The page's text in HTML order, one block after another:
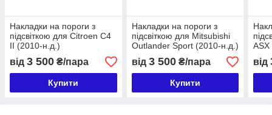
Накладки на пороги з
підсвіткою для Citroen C4
II (2010-н.д.)
від 3 500 ₴/пара
Купити
Накладки на пороги з
підсвіткою для Mitsubishi
Outlander Sport (2010-н.д.)
від 3 500₴/пара
Купити
від